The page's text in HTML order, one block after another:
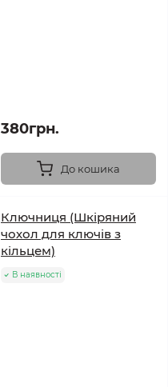
380грн.
До кошика
Ключниця (Шкіряний
чохол для ключів з
кільцем)
В наявності